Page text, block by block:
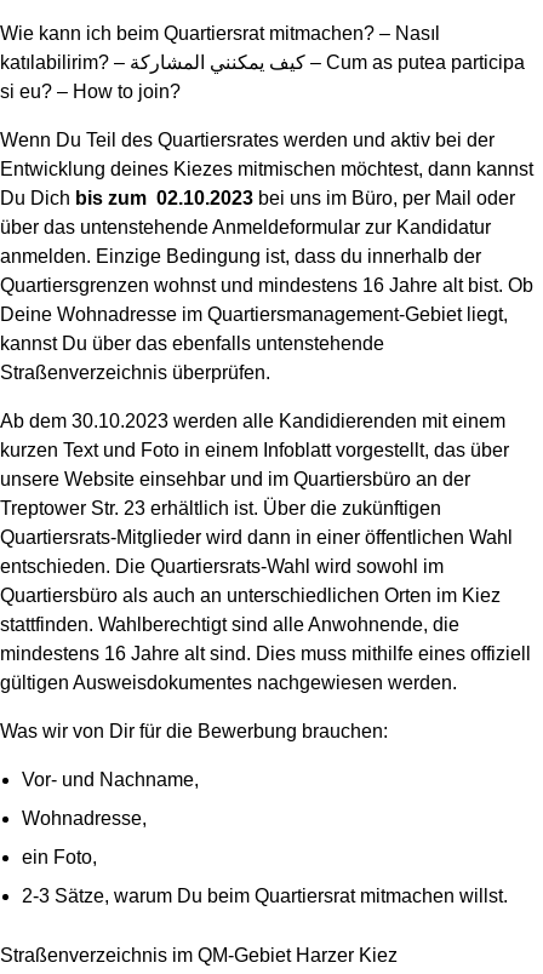
Wie kann ich beim Quartiersrat mitmachen? – Nasıl
katılabilirim? – كيف يمكنني المشاركة – Cum as putea participa
si eu? – How to join?
Wenn Du Teil des Quartiersrates werden und aktiv bei der
Entwicklung deines Kiezes mitmischen möchtest, dann kannst
Du Dich bis zum 02.10.2023 bei uns im Büro, per Mail oder
über das untenstehende Anmeldeformular zur Kandidatur
anmelden. Einzige Bedingung ist, dass du innerhalb der
Quartiersgrenzen wohnst und mindestens 16 Jahre alt bist. Ob
Deine Wohnadresse im Quartiersmanagement-Gebiet liegt,
kannst Du über das ebenfalls untenstehende
Straßenverzeichnis überprüfen.
Ab dem 30.10.2023 werden alle Kandidierenden mit einem
kurzen Text und Foto in einem Infoblatt vorgestellt, das über
unsere Website einsehbar und im Quartiersbüro an der
Treptower Str. 23 erhältlich ist. Über die zukünftigen
Quartiersrats-Mitglieder wird dann in einer öffentlichen Wahl
entschieden. Die Quartiersrats-Wahl wird sowohl im
Quartiersbüro als auch an unterschiedlichen Orten im Kiez
stattfinden. Wahlberechtigt sind alle Anwohnende, die
mindestens 16 Jahre alt sind. Dies muss mithilfe eines offiziell
gültigen Ausweisdokumentes nachgewiesen werden.
Was wir von Dir für die Bewerbung brauchen:
Vor- und Nachname,
Wohnadresse,
ein Foto,
2-3 Sätze, warum Du beim Quartiersrat mitmachen willst.
Straßenverzeichnis im QM-Gebiet Harzer Kiez